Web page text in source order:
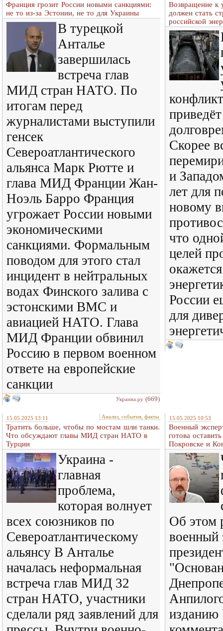
Франция грозит России новыми санкциями:
не то из-за Эстонии, не то для Украины
В турецкой
Анталье
завершилась
встреча глав
МИД стран НАТО. По
итогам перед
журналистами выступили
генсек
Североатлантического
альянса Марк Рютте и
глава МИД Франции Жан-
Ноэль Барро Франция
угрожает России новыми
экономическими
санкциями. Формальным
поводом для этого стал
инцидент в нейтральных
водах Финского залива с
эстонскими ВМС и
авиацией НАТО. Глава
МИД Франции обвинил
Россию в первом военном
ответе на европейские
санкции
Украина.ру (669)
Возвращение к
должен стать
российской
Скорее
и
лет для
новому
что
целей
России
для
15.05.2025 13:11 Анализ, события, факты
Тратить больше, чтобы по мостам шли танки.
Что обсуждают главы МИД стран НАТО в
Турции
Украина -
главная
проблема,
которая волнует
всех союзников по
Североатлантическому
альянсу В Анталье
началась неформальная
встреча глав МИД 32
стран НАТО, участники
сделали ряд заявлений для
15.05.2025 10:53
Военный
готова
Покровске и
Об этом
военный
изданию